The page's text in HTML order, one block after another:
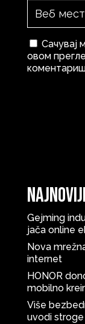
Сачувај
овом
Gejming
jača online
Nova
internet
HONOR
mobilno
Više
uvodi